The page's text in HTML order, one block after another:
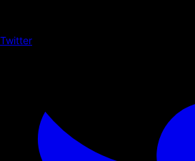
Twitter